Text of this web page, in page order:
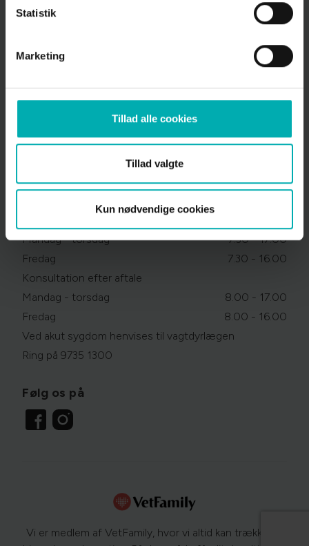
Statistik
Marketing
Tillad alle cookies
Tillad valgte
Kun nødvendige cookies
Bredgade 82, 6900 Skjern
CVR: 35 20 46 01
Links
Cookiepolitik
Mandag - torsdag
7.30 - 17.00
Fredag
7.30 - 16.00
Konsultation efter aftale
Mandag - torsdag
8.00 - 17.00
Fredag
8.00 - 16.00
Ved akut sygdom henvises til vagtdyrlægen
Ring på 9735 1300
Følg os på
Vi er medlem af VetFamily, hvor vi altid kan trække på